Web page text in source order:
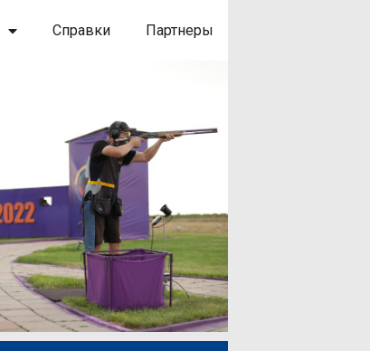
Справки Партнеры